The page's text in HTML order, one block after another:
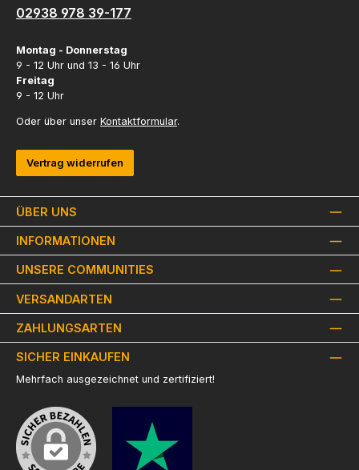
ÜBER UNS
INFORMATIONEN
02938 978 39-177
Montag - Donnerstag
9 - 12 Uhr und 13 - 16 Uhr
Freitag
9 - 12 Uhr
Oder über unser Kontaktformular.
Vertrag widerrufen
UNSERE COMMUNITIES
VERSANDARTEN
ZAHLUNGSARTEN
SICHER EINKAUFEN
Mehrfach ausgezeichnet und zertifiziert!